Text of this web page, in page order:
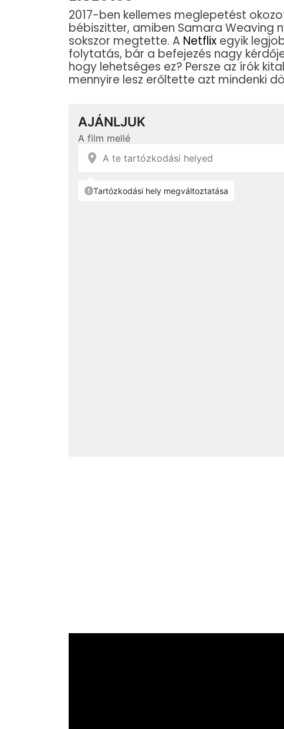
2017-ben kellemes meglepetést
bébiszitter, amiben Samara Weaving
sokszor megtette. A Netflix egyik
folytatás, bár a befejezés nagy
hogy lehetséges ez? Persze az írók
mennyire lesz erőltette azt mindenki